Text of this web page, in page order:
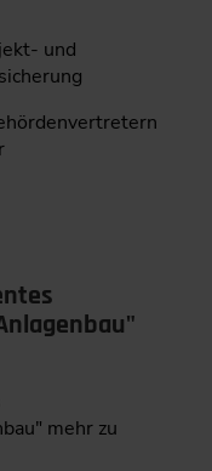
und
mehr zu